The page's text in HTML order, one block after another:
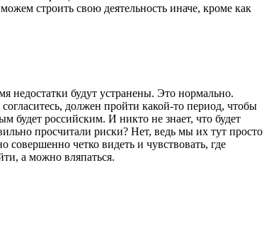
строить свою деятельность иначе, кроме как
недостатки будут устранены. Это нормально.
должен пройти какой-то период, чтобы
будет российским. И никто не знает, что будет
просчитали риски? Нет, ведь мы их тут просто
четко видеть и чувствовать, где
а можно вляпаться.